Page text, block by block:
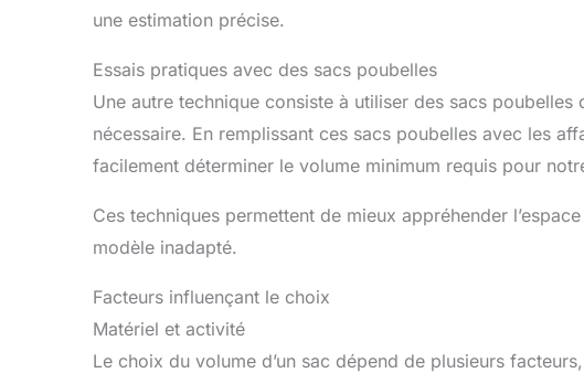
une estimation précise.
Essais pratiques avec des sacs poubelles
Une autre technique consiste à utiliser des sacs
nécessaire. En remplissant ces sacs poubelles avec les
facilement déterminer le volume minimum requis pour
Ces techniques permettent de mieux appréhender
modèle inadapté.
Facteurs influençant le choix
Matériel et activité
Le choix du volume d’un sac dépend de plusieurs